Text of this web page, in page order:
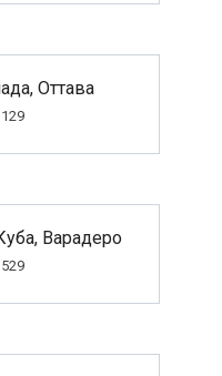
Оттава
129
Варадеро
529